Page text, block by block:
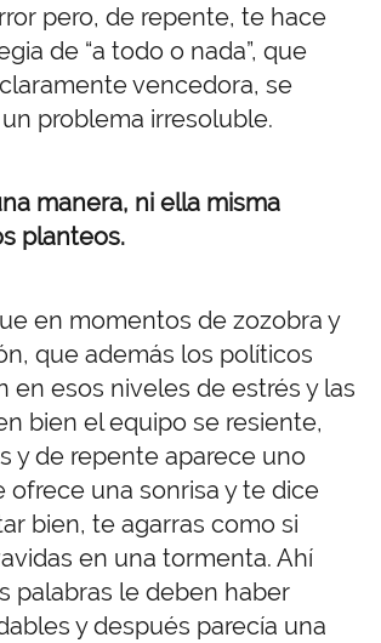
pero, de repente, te hace
de “a todo o nada”, que
vencedora, se
problema irresoluble.
manera, ni ella misma
planteos.
en momentos de zozobra y
que además los políticos
en esos niveles de estrés y las
bien el equipo se resiente,
y de repente aparece uno
ofrece una sonrisa y te dice
bien, te agarras como si
en una tormenta. Ahí
palabras le deben haber
y después parecía una